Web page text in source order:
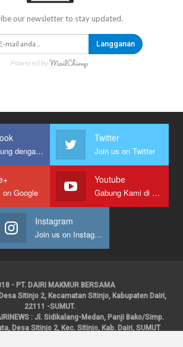
our newsletter to stay updated.
Langganan
Powered by
Bergabung dengan kami
Twitter
Join us on Twitter
Google
Youtube
Gabung Kami di Youtube
Instagram
Join us on Instagram
- PT. DAIRI MAKMUR BERSAMA
Sitinjo 2, Kecamatan Sitinjo, Kabupaten Dairi,
22111 -SUMUT.
: Jl. Sidikalang-Medan, Panji Bako/Simp.
Desa Sitinjo 2, Kec. Sitinjo, Kab. Dairi, SUMUT